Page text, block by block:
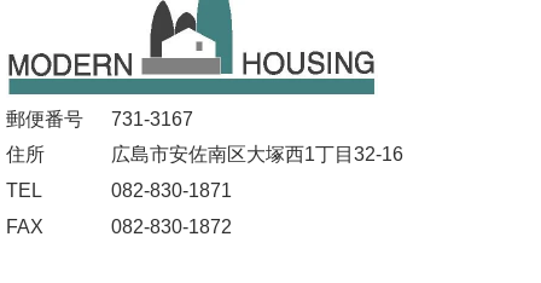
郵便番号
731-3167
住所
広島市安佐南区大塚西1丁目32-16
TEL
082-830-1871
FAX
082-830-1872